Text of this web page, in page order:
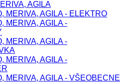
AGILA
MERIVA, AGILA - ELEKTRO
MERIVA, AGILA -
MERIVA, AGILA -
MERIVA, AGILA -
MERIVA, AGILA - VŠEOBECNE